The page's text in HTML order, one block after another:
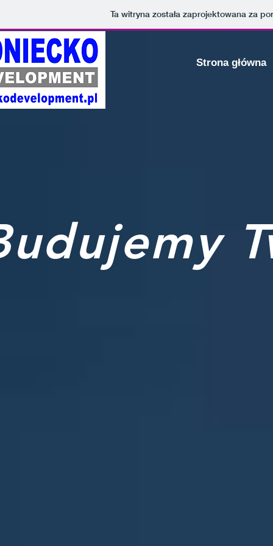
Ta witryna została zaprojektowana za
Strona główna